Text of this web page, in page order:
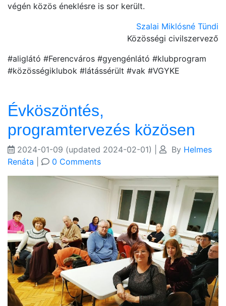
végén közös éneklésre is sor került.
Szalai Miklósné Tündi
Közösségi civilszervező
#aliglátó #Ferencváros #gyengénlátó #klubprogram
#közösségiklubok #látássérült #vak #VGYKE
Évköszöntés,
programtervezés közösen
2024-01-09 (updated 2024-02-01) By Helmes
Renáta
0 Comments